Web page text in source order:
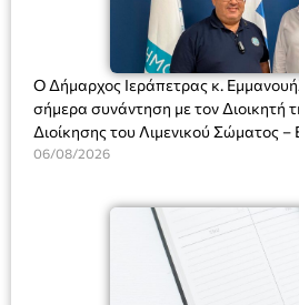
Ο Δήμαρχος Ιεράπετρας κ.
σήμερα συνάντηση με τον Διοικητή
Διοίκησης του Λιμενικού Σώματος –
Ακτοφυλακής (Λ.Σ.-ΕΛ.ΑΚΤ.),
06/08/2026